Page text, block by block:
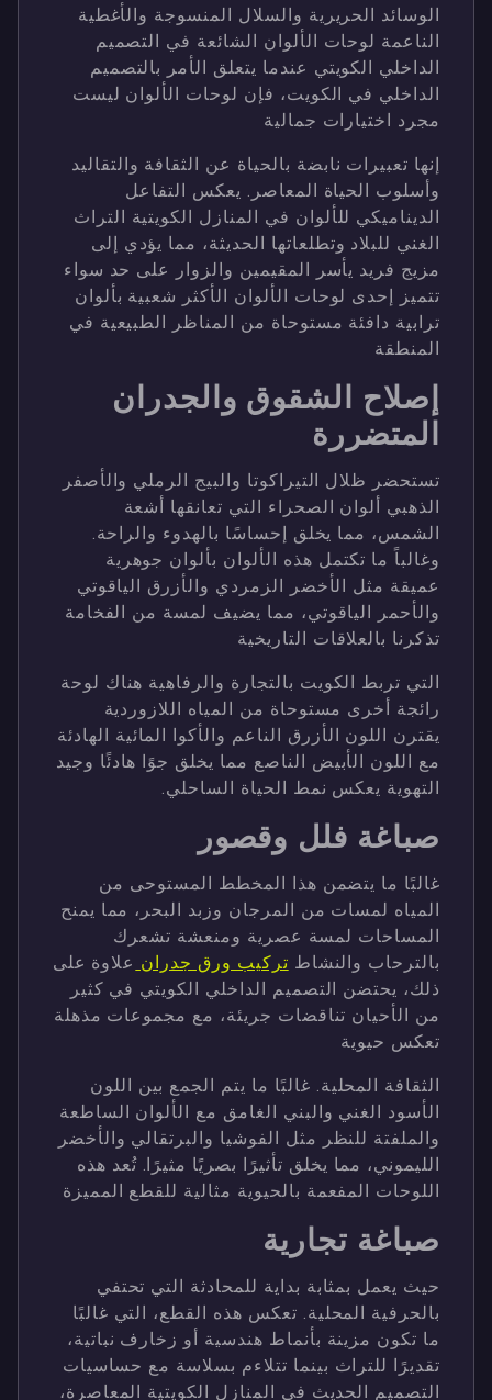
الوسائد الحريرية والسلال المنسوجة والأغطية
الناعمة لوحات الألوان الشائعة في التصميم
الداخلي الكويتي عندما يتعلق الأمر بالتصميم
الداخلي في الكويت، فإن لوحات الألوان ليست
مجرد اختيارات جمالية
إنها تعبيرات نابضة بالحياة عن الثقافة والتقاليد
وأسلوب الحياة المعاصر. يعكس التفاعل
الديناميكي للألوان في المنازل الكويتية التراث
الغني للبلاد وتطلعاتها الحديثة، مما يؤدي إلى
مزيج فريد يأسر المقيمين والزوار على حد سواء
تتميز إحدى لوحات الألوان الأكثر شعبية بألوان
ترابية دافئة مستوحاة من المناظر الطبيعية في
المنطقة
إصلاح الشقوق والجدران
المتضررة
تستحضر ظلال التيراكوتا والبيج الرملي والأصفر
الذهبي ألوان الصحراء التي تعانقها أشعة
الشمس، مما يخلق إحساسًا بالهدوء والراحة.
وغالباً ما تكتمل هذه الألوان بألوان جوهرية
عميقة مثل الأخضر الزمردي والأزرق الياقوتي
والأحمر الياقوتي، مما يضيف لمسة من الفخامة
تذكرنا بالعلاقات التاريخية
التي تربط الكويت بالتجارة والرفاهية هناك لوحة
رائجة أخرى مستوحاة من المياه اللازوردية
يقترن اللون الأزرق الناعم والأكوا المائية الهادئة
مع اللون الأبيض الناصع مما يخلق جوًا هادئًا وجيد
التهوية يعكس نمط الحياة الساحلي.
صباغة فلل وقصور
غالبًا ما يتضمن هذا المخطط المستوحى من
المياه لمسات من المرجان وزبد البحر، مما يمنح
المساحات لمسة عصرية ومنعشة تشعرك
بالترحاب والنشاطتركيب ورق جدرانعلاوة على
ذلك، يحتضن التصميم الداخلي الكويتي في كثير
من الأحيان تناقضات جريئة، مع مجموعات مذهلة
تعكس حيوية
الثقافة المحلية. غالبًا ما يتم الجمع بين اللون
الأسود الغني والبني الغامق مع الألوان الساطعة
والملفتة للنظر مثل الفوشيا والبرتقالي والأخضر
الليموني، مما يخلق تأثيرًا بصريًا مثيرًا. تُعد هذه
اللوحات المفعمة بالحيوية مثالية للقطع المميزة
صباغة تجارية
حيث يعمل بمثابة بداية للمحادثة التي تحتفي
بالحرفية المحلية. تعكس هذه القطع، التي غالبًا
ما تكون مزينة بأنماط هندسية أو زخارف نباتية،
تقديرًا للتراث بينما تتلاءم بسلاسة مع حساسيات
التصميم الحديث في المنازل الكويتية المعاصرة،